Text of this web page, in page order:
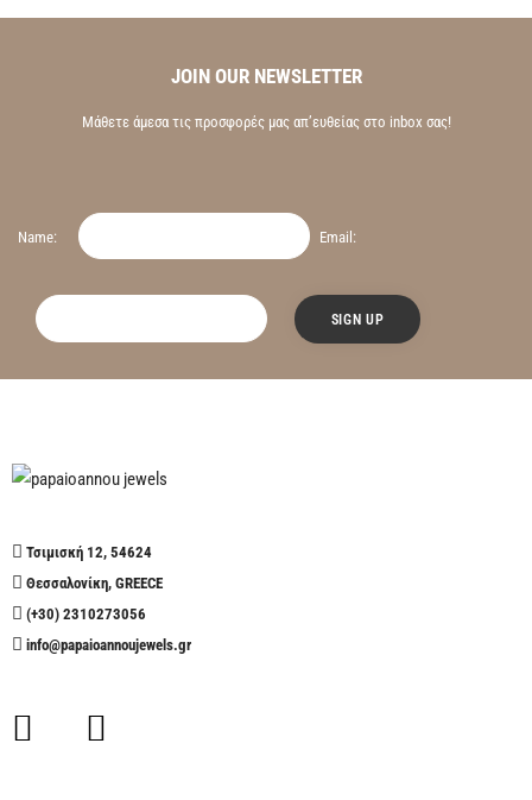
JOIN OUR NEWSLETTER
Μάθετε άμεσα τις προσφορές μας απ’ευθείας στο inbox σας!
Name: Email:
Τσιμισκή 12, 54624
Θεσσαλονίκη, GREECE
(+30) 2310273056
info@papaioannoujewels.gr